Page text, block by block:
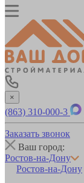
×
(863) 310-000-3
Заказать звонок
Ваш город:
Ростов-на-Дону
Ростов-на-Дону